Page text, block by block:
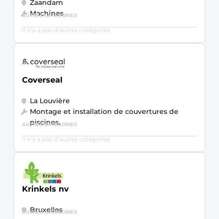
Zaandam
Machines
AUTRES CATÉGORIES
Il n'y a pas d'autres catégories
Coverseal
La Louvière
Montage et installation de couvertures de
piscines.
AUTRES CATÉGORIES
Il n'y a pas d'autres catégories
Krinkels nv
Bruxelles
AUTRES CATÉGORIES